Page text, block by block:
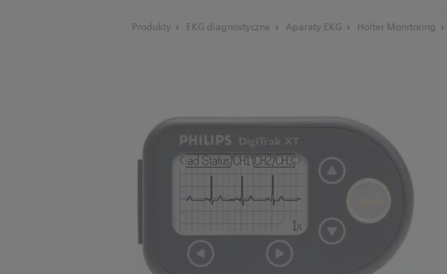
Produkty EKG diagnostyczne Aparaty EKG Holter Monitoring